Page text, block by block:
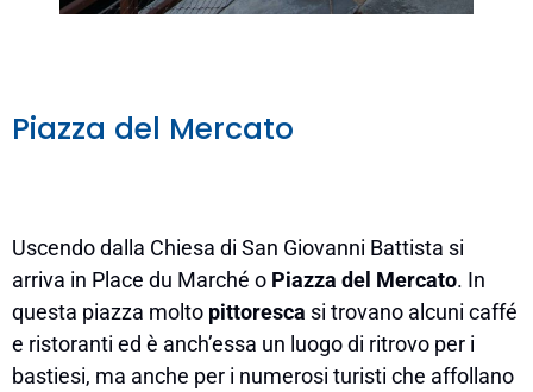
Piazza del Mercato
Uscendo dalla Chiesa di San Giovanni Battista si
arriva in Place du Marché o Piazza del Mercato. In
questa piazza molto pittoresca si trovano alcuni caffé
e ristoranti ed è anch’essa un luogo di ritrovo per i
bastiesi, ma anche per i numerosi turisti che affollano